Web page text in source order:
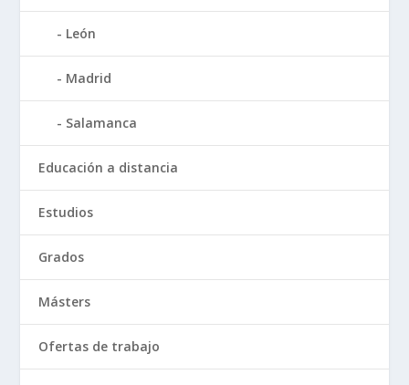
León
Madrid
Salamanca
Educación a distancia
Estudios
Grados
Másters
Ofertas de trabajo